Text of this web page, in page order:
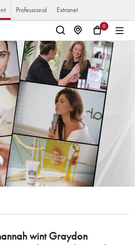
Professional Extranet
0
wint Graydon